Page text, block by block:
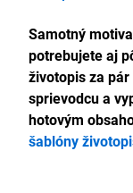
Samotný
potrebujete aj
životopis za
sprievodcu a
hotovým
šablóny